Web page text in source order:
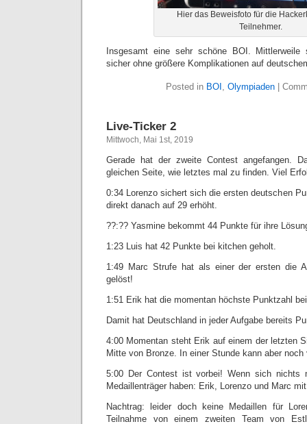
Hier das Beweisfoto für die
Teilnehmer.
Insgesamt eine sehr schöne BOI. Mittlerweile
sicher ohne größere Komplikationen auf
Posted in BOI , Olympiaden|
Live-Ticker 2
Mittwoch, Mai 1st, 2019
Gerade hat der zweite Contest angefangen.
gleichen Seite, wie letztes mal zu finden. Viel
0:34 Lorenzo sichert sich die ersten deutschen
direkt danach auf 29 erhöht.
??:?? Yasmine bekommt 44 Punkte für ihre
1:23 Luis hat 42 Punkte bei kitchen geholt.
1:49 Marc Strufe hat als einer der ersten die
gelöst!
1:51 Erik hat die momentan höchste Punktzahl
Damit hat Deutschland in jeder Aufgabe bereits
4:00 Momentan steht Erik auf einem der letzten
Mitte von Bronze. In einer Stunde kann aber noch
5:00 Der Contest ist vorbei! Wenn sich nichts
Medaillenträger haben: Erik, Lorenzo und Marc
Nachtrag: leider doch keine Medaillen für
Teilnahme von einem zweiten Team von